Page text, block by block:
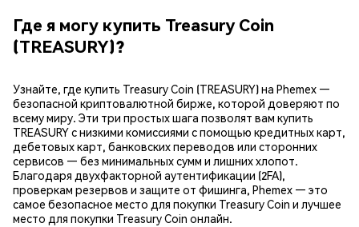
Где я могу купить Treasury Coin
(TREASURY)?
Узнайте, где купить Treasury Coin (TREASURY) на Phemex —
безопасной криптовалютной бирже, которой доверяют по
всему миру. Эти три простых шага позволят вам купить
TREASURY с низкими комиссиями с помощью кредитных карт,
дебетовых карт, банковских переводов или сторонних
сервисов — без минимальных сумм и лишних хлопот.
Благодаря двухфакторной аутентификации (2FA),
проверкам резервов и защите от фишинга, Phemex — это
самое безопасное место для покупки Treasury Coin и лучшее
место для покупки Treasury Coin онлайн.